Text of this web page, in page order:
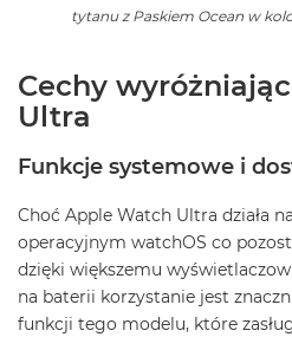
g
o
j
e
m
n
o
c
i
d
y
s
k
tytanu z Paskiem Ocean w
Cechy
Ultra
Funkcje systemowe i
Choć Apple Watch Ultra działa
operacyjnym watchOS co
dzięki większemu
na baterii korzystanie jest
funkcji tego modelu, które